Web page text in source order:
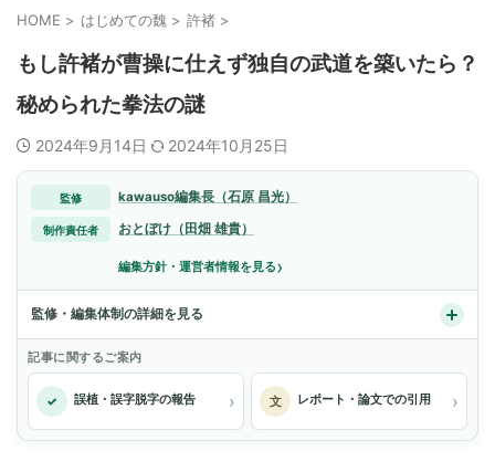
HOME > はじめての魏 > 許褚 >
もし許褚が曹操に仕えず独自の武道を築いたら？
秘められた拳法の謎
2024年9月14日 2024年10月25日
監修 kawauso編集長（石原 昌光）
制作責任者 おとぼけ（田畑 雄貴）
編集方針・運営者情報を見る›
監修・編集体制の詳細を見る
記事に関するご案内
✓ 誤植・誤字脱字の報告 › 文 レポート・論文での引用 ›